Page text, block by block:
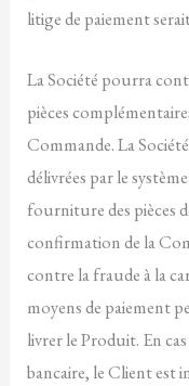
litige de paiement
La Société pourra
pièces
Commande. La
délivrées par le
fourniture des pièces
confirmation de la
contre la fraude à la
moyens de paiement
livrer le Produit. En
bancaire, le Client est